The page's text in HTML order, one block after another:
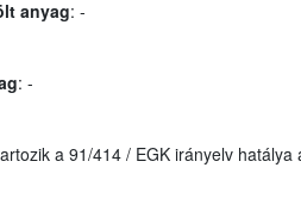
anyag: -
: -
a 91/414 / EGK irányelv